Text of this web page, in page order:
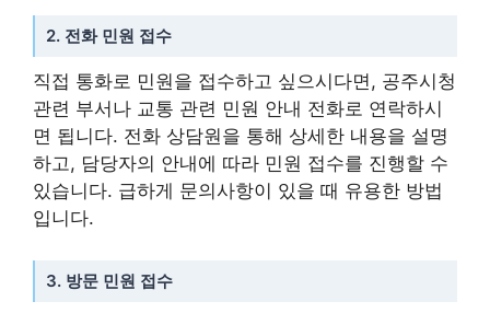
2. 전화 민원 접수
직접 통화로 민원을 접수하고 싶으시다면, 공주시청
관련 부서나 교통 관련 민원 안내 전화로 연락하시
면 됩니다. 전화 상담원을 통해 상세한 내용을 설명
하고, 담당자의 안내에 따라 민원 접수를 진행할 수
있습니다. 급하게 문의사항이 있을 때 유용한 방법
입니다.
3. 방문 민원 접수